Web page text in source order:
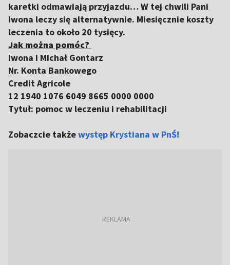
karetki odmawiają przyjazdu… W tej chwili Pani
Iwona leczy się alternatywnie. Miesięcznie koszty
leczenia to około 20 tysięcy.
Jak można pomóc?
Iwona i Michał Gontarz
Nr. Konta Bankowego
Credit Agricole
12 1940 1076 6049 8665 0000 0000
Tytuł: pomoc w leczeniu i rehabilitacji
Zobaczcie takżewystęp Krystiana w PnŚ!